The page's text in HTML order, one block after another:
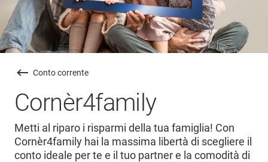
Conto corrente
Cornèr4family
Metti al riparo i risparmi della tua famiglia! Con
Cornèr4family hai la massima libertà di scegliere il
conto ideale per te e il tuo partner e la comodità di